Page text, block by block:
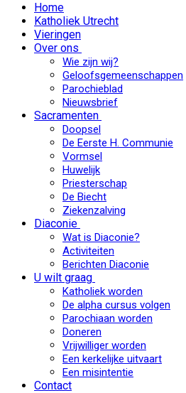
Home
Katholiek Utrecht
Vieringen
Over ons
Wie zijn wij?
Geloofsgemeenschappen
Parochieblad
Nieuwsbrief
Sacramenten
Doopsel
De Eerste H. Communie
Vormsel
Huwelijk
Priesterschap
De Biecht
Ziekenzalving
Diaconie
Wat is Diaconie?
Activiteiten
Berichten Diaconie
U wilt graag
Katholiek worden
De alpha cursus volgen
Parochiaan worden
Doneren
Vrijwilliger worden
Een kerkelijke uitvaart
Een misintentie
Contact